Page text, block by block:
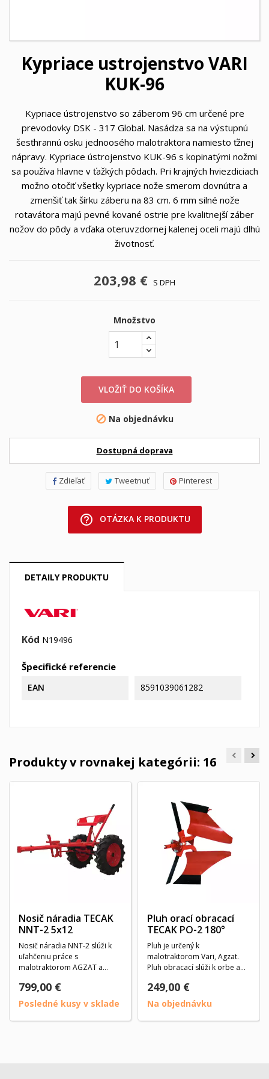
Kypriace ustrojenstvo VARI
KUK-96
Kypriace ústrojenstvo so záberom 96 cm určené pre
prevodovky DSK - 317 Global. Nasádza sa na výstupnú
šesťhrannú osku jednoosého malotraktora namiesto ťžnej
nápravy. Kypriace ústrojenstvo KUK-96 s kopinatými nožmi
sa používa hlavne v ťažkých pôdach. Pri krajných hviezdiciach
možno otočiť všetky kypriace nože smerom dovnútra a
zmenšiť tak šírku záberu na 83 cm. 6 mm silné nože
rotavátora majú pevné kované ostrie pre kvalitnejší záber
nožov do pôdy a vďaka oteruvzdornej kalenej oceli majú dlhú
životnosť.
203,98 € S DPH
Množstvo
VLOŽIŤ DO KOŠÍKA
 Na objednávku
Dostupná doprava
Zdieľať Tweetnuť Pinterest
help_outline OTÁZKA K PRODUKTU
DETAILY PRODUKTU
Kód N19496
Špecifické referencie
EAN 8591039061282
Produkty v rovnakej kategórii: 16
Nosič náradia TECAK
NNT-2 5x12
Nosič náradia NNT-2 slúži k
uľahčeniu práce s
malotraktorom AGZAT a
799,00 €
Posledné kusy v sklade
Pluh orací obracací
TECAK PO-2 180°
Pluh je určený k
malotraktorom Vari, Agzat.
Pluh obracací slúži k orbe a
249,00 €
Na objednávku